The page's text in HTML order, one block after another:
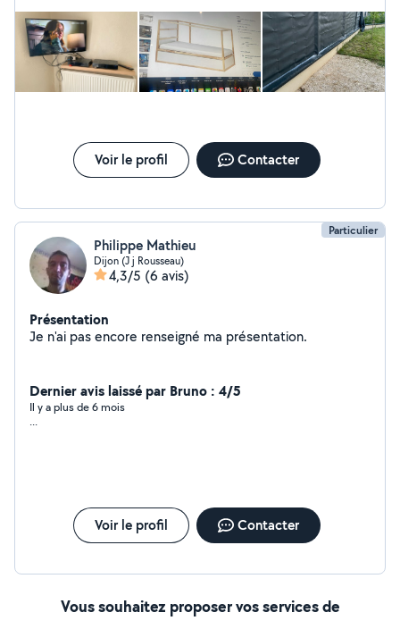
Voir le profil Contacter
Particulier
Philippe Mathieu
Dijon (J j Rousseau)
4,3/5 (6 avis)
Présentation
Je n'ai pas encore renseigné ma présentation.
Dernier avis laissé par Bruno : 4/5
Il y a plus de 6 mois
...
Voir le profil Contacter
Vous souhaitez proposer vos services de